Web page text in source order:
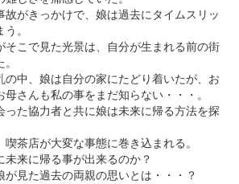
故がきっかけで、娘は過去にタイムスリッ
。
そこで見た光景は、自分が生まれる前の街
の中、娘は自分の家にたどり着いたが、お
母さんも私の事をまだ知らない・・・。
った協力者と共に娘は未来に帰る方法を探
喫茶店が大変な事態に巻き込まれる。
未来に帰る事が出来るのか？
が見た過去の両親の思いとは・・・？